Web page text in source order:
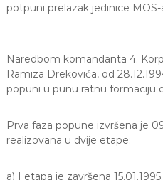
potpuni prelazak jedinice
Naredbom komandanta 4.
Ramiza Drekovića, od
popuni u punu ratnu formaciju
Prva faza popune izvršena je
realizovana u dvije etape:
a) I etapa je završena